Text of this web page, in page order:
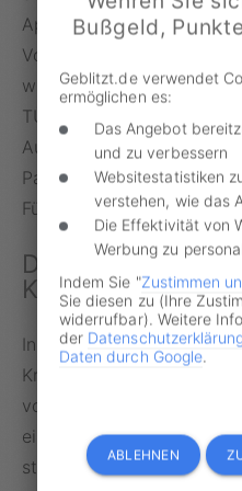
Apps oder Bücher und
Vorstellung zur
wird die Rechnung durch
TÜV beziehungsweise
Ausgaben für den Erste-
Passbilder und die
Führerscheinantrags beim
Diese Fahrzeuge
Klasse B führen
Inhaber der Fahrerlaubnis
Kraftfahrzeuge mit einem
von maximal 3,5 Tonnen
eines
Anhängersgilt im
standardmäßige Grenze
Bußgeld,
Geblitzt.de verwendet
ermöglichen es:
Das Angebot
und zu verbessern
Websitestatistiken
verstehen, wie das
Die Effektivität von
Werbung zu
Indem Sie "Zustimmen
Sie diesen zu (Ihre
widerrufbar). Weitere
der
Daten durch Google.
ABLEHNEN